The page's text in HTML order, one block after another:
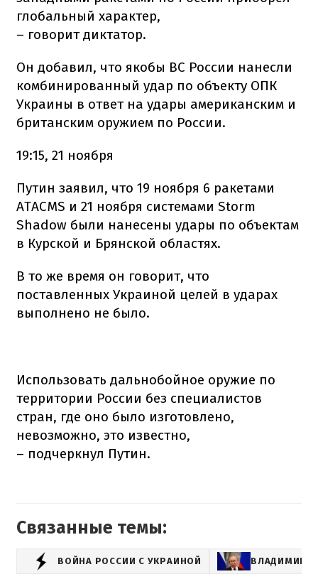
глобальный характер,
– говорит диктатор.
Он добавил, что якобы ВС России нанесли
комбинированный удар по объекту ОПК
Украины в ответ на удары американским и
британским оружием по России.
19:15, 21 ноября
Путин заявил, что 19 ноября 6 ракетами
ATACMS и 21 ноября системами Storm
Shadow были нанесены удары по объектам
в Курской и Брянской областях.
В то же время он говорит, что
поставленных Украиной целей в ударах
выполнено не было.
Использовать дальнобойное оружие по
территории России без специалистов
стран, где оно было изготовлено,
невозможно, это известно,
– подчеркнул Путин.
Связанные темы:
ВОЙНА РОССИИ С УКРАИНОЙ ВЛАДИМИР